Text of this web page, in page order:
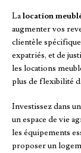
Lalocation
augmenter vos
clientèle
expatriés, et de
les locations
plus de flexibilité
Investissez dans un
un espace de vie
les équipements
proposer un